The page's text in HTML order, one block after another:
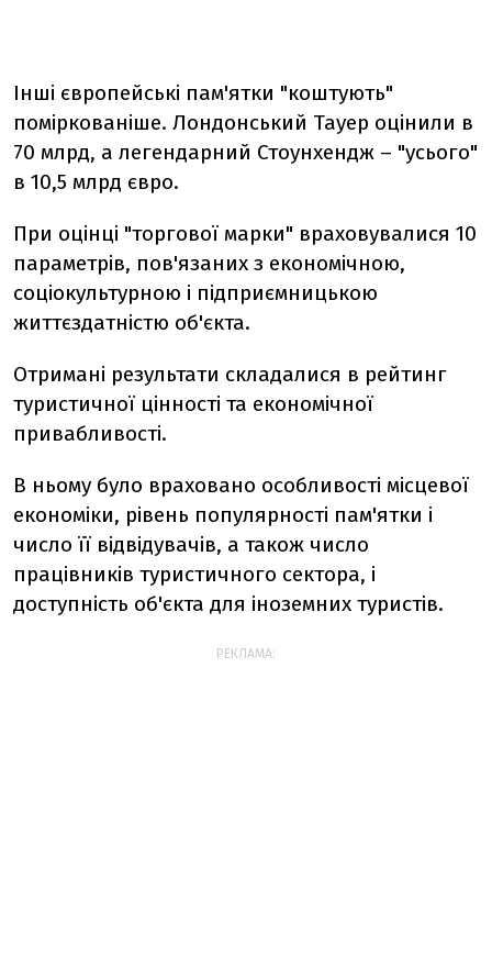
Інші європейські пам'ятки "коштують"
поміркованіше. Лондонський Тауер оцінили в
70 млрд, а легендарний Стоунхендж – "усього"
в 10,5 млрд євро.
При оцінці "торгової марки" враховувалися 10
параметрів, пов'язаних з економічною,
соціокультурною і підприємницькою
життєздатністю об'єкта.
Отримані результати складалися в рейтинг
туристичної цінності та економічної
привабливості.
В ньому було враховано особливості місцевої
економіки, рівень популярності пам'ятки і
число її відвідувачів, а також число
працівників туристичного сектора, і
доступність об'єкта для іноземних туристів.
РЕКЛАМА: